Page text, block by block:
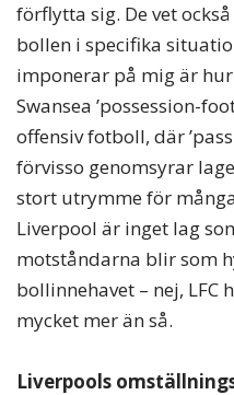
förflytta sig. De vet
bollen i specifika
imponerar på mig är
Swansea ’possession-
offensiv fotboll, där
förvisso genomsyrar
stort utrymme för
Liverpool är inget lag
motståndarna blir som
bollinnehavet – nej,
mycket mer än så.
Liverpools